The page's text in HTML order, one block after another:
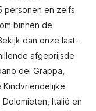
personen en zelfs
binnen de
dan onze last-
afgeprijsde
del Grappa,
Kindvriendelijke
Italië en